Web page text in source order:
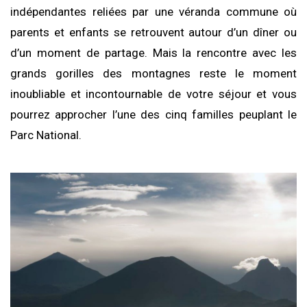
indépendantes reliées par une véranda commune où
parents et enfants se retrouvent autour d’un dîner ou
d’un moment de partage. Mais la rencontre avec les
grands gorilles des montagnes reste le moment
inoubliable et incontournable de votre séjour et vous
pourrez approcher l’une des cinq familles peuplant le
Parc National.